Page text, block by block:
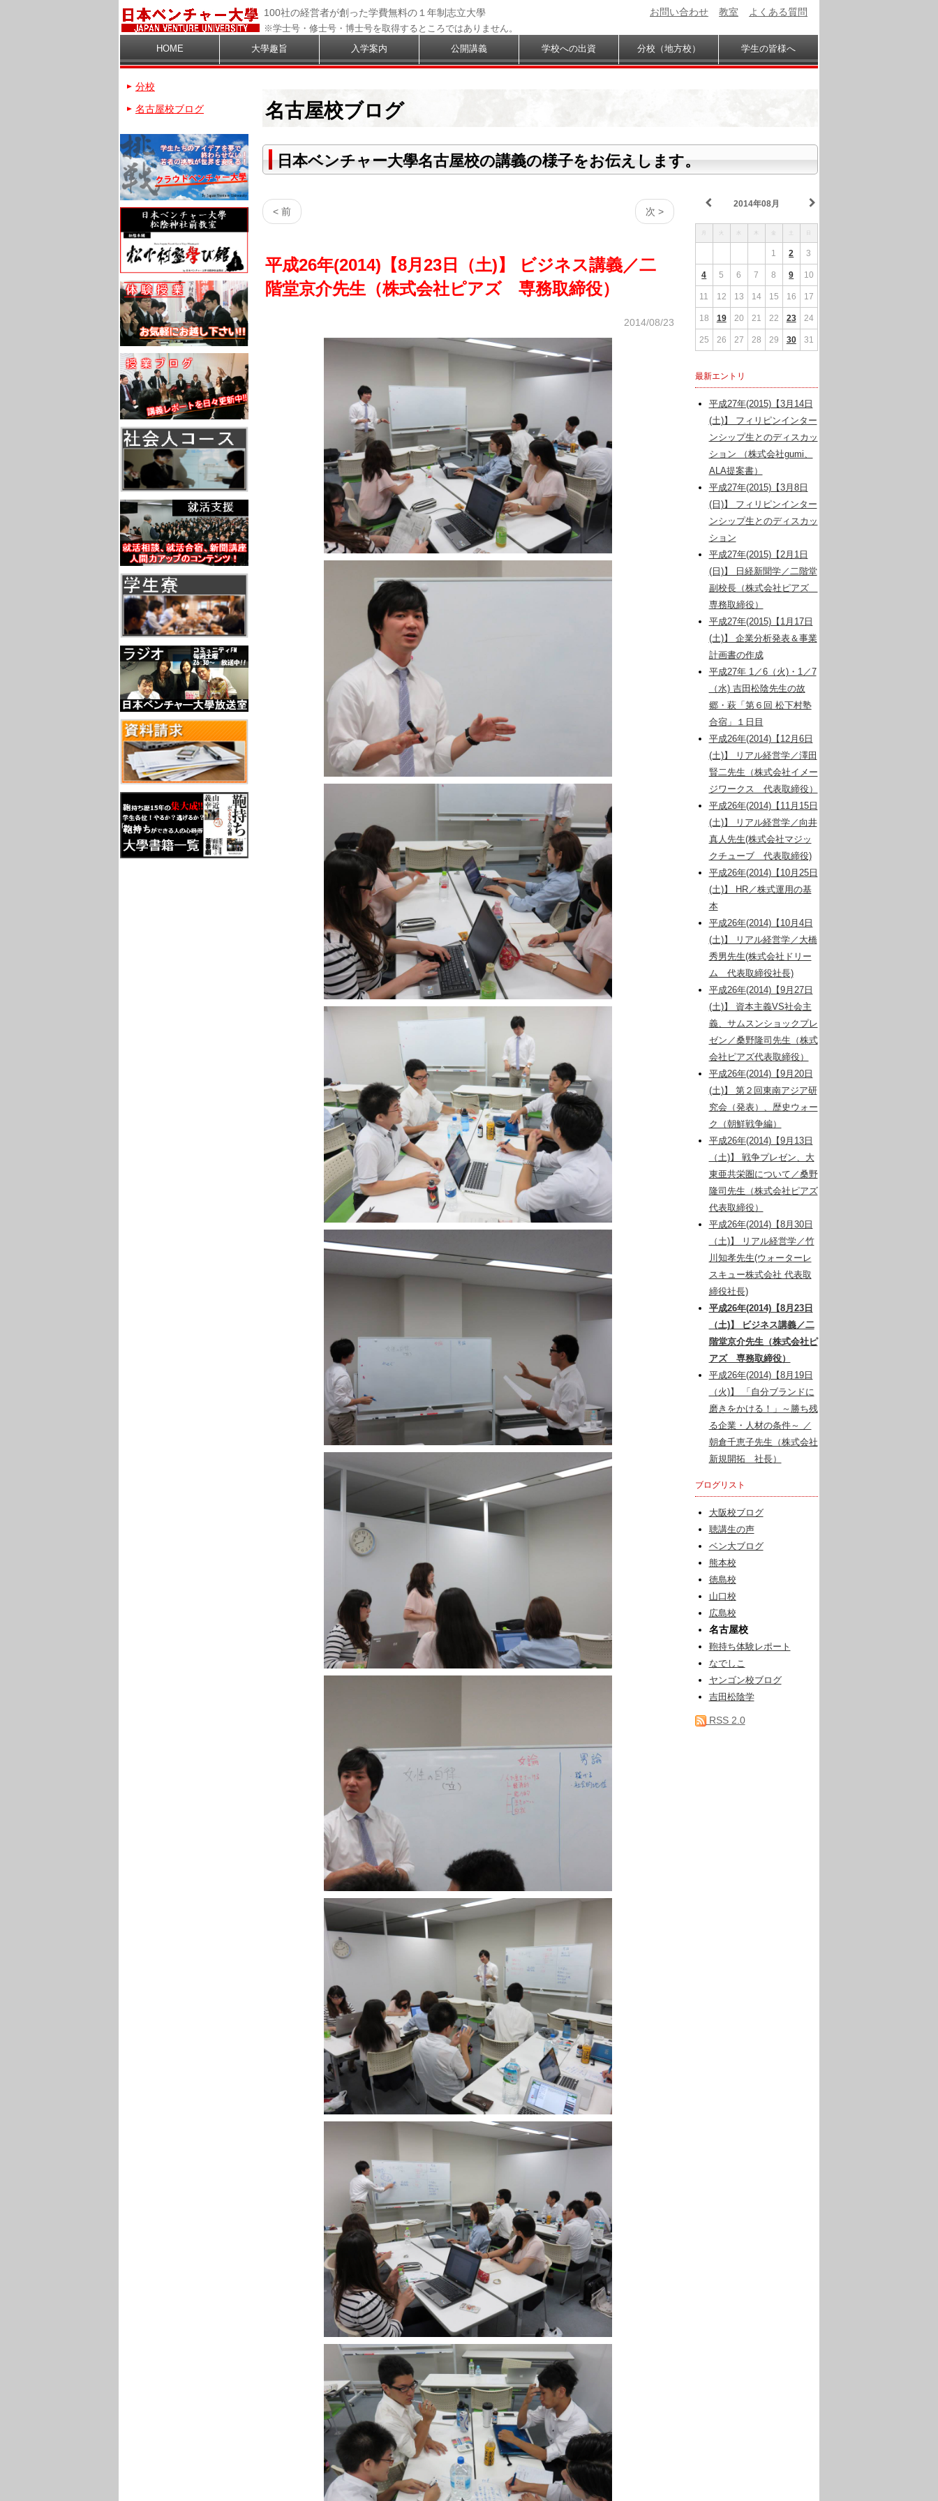
100社の経営者が創った学費無料の１年制志立大學
※学士号・修士号・博士号を取得するところではありません。
お問い合わせ 教室 よくある質問
HOME 大學趣旨 入学案内 公開講義 学校への出資 分校（地方校） 学生の皆様へ
名古屋校ブログ
日本ベンチャー大學名古屋校の講義の様子をお伝えします。
< 前 次 >
平成26年(2014)【8月23日（土)】 ビジネス講義／二
階堂京介先生（株式会社ピアズ 専務取締役）
2014/08/23
2014年08月
1 2 3
4 5 6 7 8 9 10
11 12 13 14 15 16 17
18 19 20 21 22 23 24
25 26 27 28 29 30 31
最新エントリ
平成27年(2015)【3月14日
(土)】 フィリピンインター
ンシップ生とのディスカッ
ション （株式会社gumi、
ALA提案書）
平成27年(2015)【3月8日
(日)】 フィリピンインター
ンシップ生とのディスカッ
ション
平成27年(2015)【2月1日
(日)】 日経新聞学／二階堂
副校長（株式会社ピアズ
専務取締役）
平成27年(2015)【1月17日
(土)】 企業分析発表＆事業
計画書の作成
平成27年 1／6（火)・1／7
（水) 吉田松陰先生の故
郷・萩「第６回 松下村塾
合宿」１日目
平成26年(2014)【12月6日
(土)】 リアル経営学／澤田
賢二先生（株式会社イメー
ジワークス 代表取締役）
平成26年(2014)【11月15日
(土)】 リアル経営学／向井
真人先生(株式会社マジッ
クチューブ 代表取締役)
平成26年(2014)【10月25日
(土)】 HR／株式運用の基
本
平成26年(2014)【10月4日
(土)】 リアル経営学／大橋
秀男先生(株式会社ドリー
ム 代表取締役社長)
平成26年(2014)【9月27日
(土)】 資本主義VS社会主
義、サムスンショックプレ
ゼン／桑野隆司先生（株式
会社ピアズ代表取締役）
平成26年(2014)【9月20日
(土)】 第２回東南アジア研
究会（発表）、歴史ウォー
ク（朝鮮戦争編）
平成26年(2014)【9月13日
（土)】 戦争プレゼン、大
東亜共栄圏について／桑野
隆司先生（株式会社ピアズ
代表取締役）
平成26年(2014)【8月30日
（土)】 リアル経営学／竹
川知孝先生(ウォーターレ
スキュー株式会社 代表取
締役社長)
平成26年(2014)【8月23日
（土)】 ビジネス講義／二
階堂京介先生（株式会社ピ
アズ 専務取締役）
平成26年(2014)【8月19日
（火)】 「自分ブランドに
磨きをかける！」～勝ち残
る企業・人材の条件～ ／
朝倉千恵子先生（株式会社
新規開拓 社長）
ブログリスト
大阪校ブログ
聴講生の声
ベン大ブログ
熊本校
徳島校
山口校
広島校
名古屋校
鞄持ち体験レポート
なでしこ
ヤンゴン校ブログ
吉田松陰学
RSS 2.0
分校
名古屋校ブログ